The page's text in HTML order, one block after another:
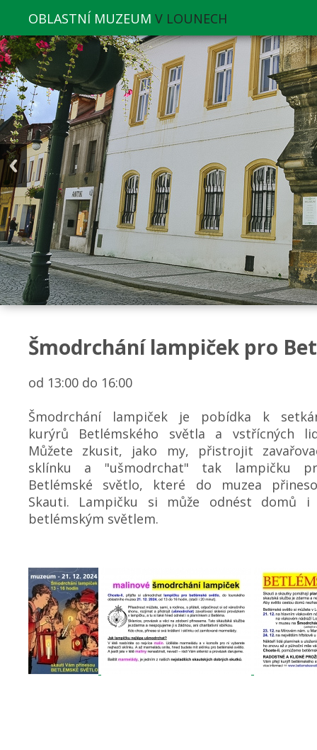
OBLASTNÍ MUZEUM V LOUNECH
Šmodrchání lampiček pro
od 13:00 do 16:00
Šmodrchání lampiček je pobídka k
kurýrů Betlémského světla a vstřícných
Můžete zkusit, jako my, přistrojit
sklínku a "ušmodrchat" tak lampičku
Betlémské světlo, které do muzea
Skauti. Lampičku si může odnést domů i
betlémským světlem.